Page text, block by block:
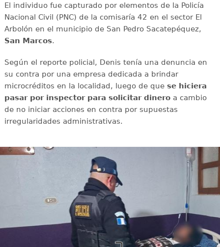
El individuo fue capturado por elementos de la Policía
Nacional Civil (PNC) de la comisaría 42 en el sector El
Arbolón en el municipio de San Pedro Sacatepéquez,
San Marcos.
Según el reporte policial, Denis tenía una denuncia en
su contra por una empresa dedicada a brindar
microcréditos en la localidad, luego de que se hiciera
pasar por inspector para solicitar dineroa cambio
de no iniciar acciones en contra por supuestas
irregularidades administrativas.